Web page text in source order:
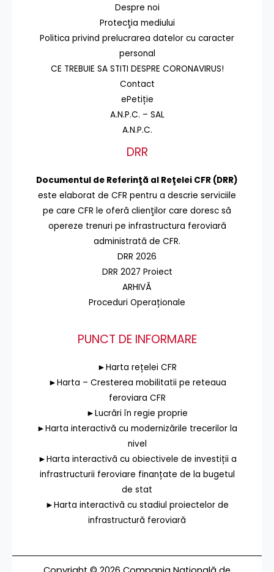
Despre noi
Protecţia mediului
Politica privind prelucrarea datelor cu caracter
personal
CE TREBUIE SA STITI DESPRE CORONAVIRUS!
Contact
ePetiție
A.N.P.C. – SAL
A.N.P.C.
DRR
Documentul de Referinţă al Reţelei CFR (DRR)
este elaborat de CFR pentru a descrie serviciile
pe care CFR le oferă clienţilor care doresc să
opereze trenuri pe infrastructura feroviară
administrată de CFR.
DRR 2026
DRR 2027 Proiect
ARHIVĂ
Proceduri Operaționale
PUNCT DE INFORMARE
►Harta rețelei CFR
►Harta – Cresterea mobilitatii pe reteaua
feroviara CFR
►Lucrări în regie proprie
►Harta interactivă cu modernizările trecerilor la
nivel
►Harta interactivă cu obiectivele de investiții a
infrastructurii feroviare finanțate de la bugetul
de stat
►Harta interactivă cu stadiul proiectelor de
infrastructură feroviară